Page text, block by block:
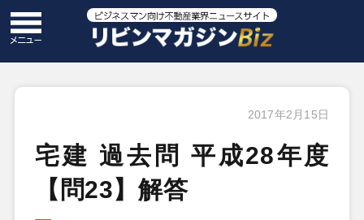
2017年2月15日
宅建 過去問 平成28年度
【問23】解答